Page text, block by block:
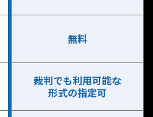
無料
裁判でも利用可能な
形式の指定可